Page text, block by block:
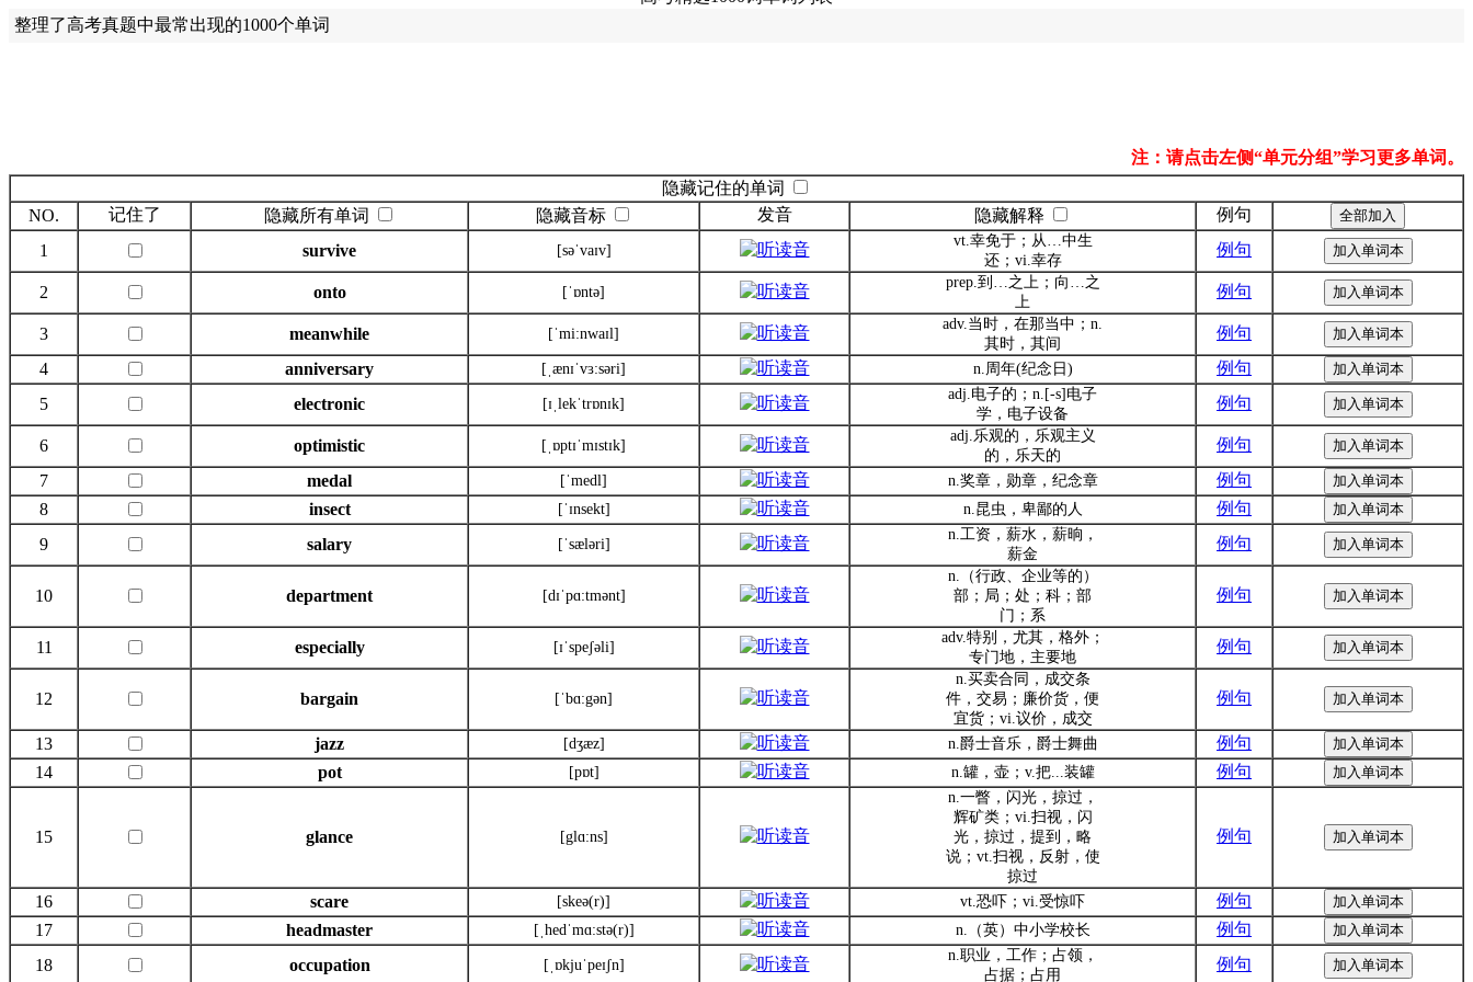
整理了高考真题中最常出现的1000个单词
注：请点击左侧“单元分组”学习更多单词。
隐藏记住的单词
NO.
记住了 隐藏所有单词 隐藏音标 发音 隐藏解释
例句
1
survive [səˈvaɪv]
vt.幸免于；从…中生
还；vi.幸存
例句
2 onto [ˈɒntə]
prep.到…之上；向…之
上
例句
3 meanwhile [ˈmi:nwaɪl]
adv.当时，在那当中；n.
其时，其间
例句
4
anniversary [ˌænɪˈvɜ:səri] n.周年(纪念日)
例句
5
electronic [ɪˌlekˈtrɒnɪk]
adj.电子的；n.[-s]电子
学，电子设备
例句
6 optimistic [ˌɒptɪˈmɪstɪk]
adj.乐观的，乐观主义
的，乐天的
例句
7
medal [ˈmedl] n.奖章，勋章，纪念章
例句
8
insect [ˈɪnsekt] n.昆虫，卑鄙的人
例句
9
salary [ˈsæləri]
n.工资，薪水，薪晌，
薪金
例句
10 department [dɪˈpɑ:tmənt]
n.（行政、企业等的）
部；局；处；科；部
门；系
例句
11 especially [ɪˈspeʃəli]
adv.特别，尤其，格外；
专门地，主要地
例句
12 bargain [ˈbɑ:gən]
n.买卖合同，成交条
件，交易；廉价货，便
宜货；vi.议价，成交
例句
13 jazz [dʒæz] n.爵士音乐，爵士舞曲
例句
14
pot [pɒt] n.罐，壶；v.把...装罐 例句
15 glance [glɑ:ns]
n.一瞥，闪光，掠过，
辉矿类；vi.扫视，闪
光，掠过，提到，略
说；vt.扫视，反射，使
掠过
例句
16 scare [skeə(r)] vt.恐吓；vi.受惊吓
例句
17
headmaster [ˌhedˈmɑ:stə(r)] n.（英）中小学校长
例句
18
occupation [ˌɒkjuˈpeɪʃn]
n.职业，工作；占领，
占据；占用
例句